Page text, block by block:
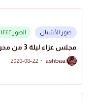
صور الأشبال الصور ١٤٤٢ هجرية
مجلس عزاء ليلة 3 من محرم 1442 هجرية
A
ashbaal
·
2020-08-22